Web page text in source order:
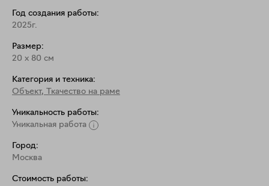
Год создания работы:
2025г.
Размер:
20 x 80 см
Категория и техника:
Объект, Ткачество на раме
Уникальность работы:
Уникальная работа
Город:
Москва
Стоимость работы: